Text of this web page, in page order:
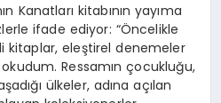
Kanatları kitabının yayıma
ifade ediyor: “Öncelikle
kitaplar, eleştirel denemeler
Ressamın çocukluğu,
ülkeler, adına açılan